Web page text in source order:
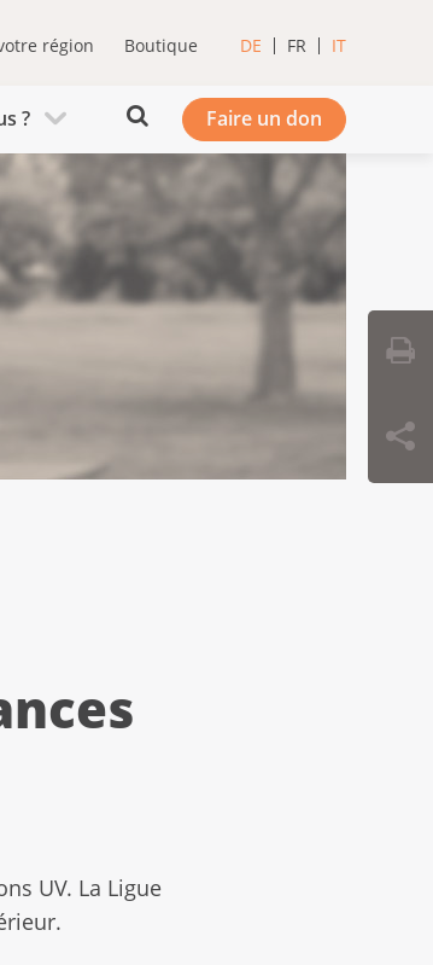
région Boutique DE FR IT
? Faire un don
UV. La Ligue